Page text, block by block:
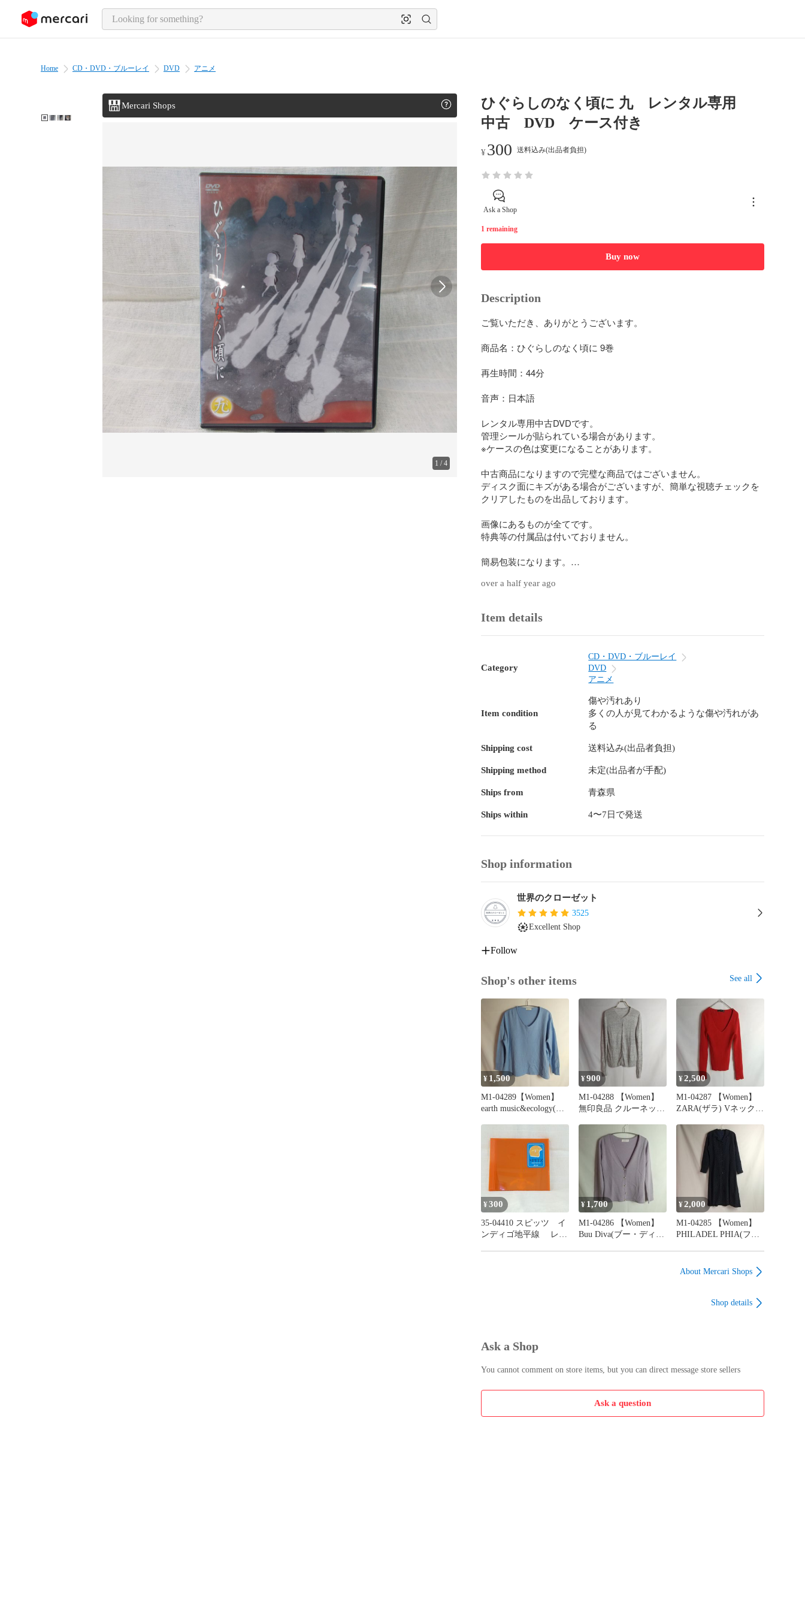
page content
Home CD・DVD・ブルーレイ DVD アニメ
Mercari Shops
1 /4
ひぐらしのなく頃に 九 レンタル専用
中古 DVD ケース付き
¥ 300 送料込み(出品者負担)
Ask a Shop
1 remaining
Buy now
Description
ご覧いただき、ありがとうございます。
商品名：ひぐらしのなく頃に 9巻
再生時間：44分
音声：日本語
レンタル専用中古DVDです。
管理シールが貼られている場合があります。
※ケースの色は変更になることがあります。
中古商品になりますので完璧な商品ではございません。
ディスク面にキズがある場合がございますが、簡単な視聴チェックを
クリアしたものを出品しております。
画像にあるものが全てです。
特典等の付属品は付いておりません。
簡易包装になります。
ジャケットに折れ・キズあり。
【収録話】
第26話 罪滅し編 其の伍 リテイク
通常は「ゆうメール（日本郵便）※追跡機能なし」での発送となりま
【休業日】
土日祝日、年末年始（12月31日～1月3日）はお休みをいただいており
ます。
ゴールデンウィークはカレンダー通りのお休みです。
翌営業日より順次対応させていただきます。
【検索ワード】
#DVD
#保志総一朗
#中原麻衣
over a half year ago
Item details
Category
CD・DVD・ブルーレイ
DVD
アニメ
Item condition
傷や汚れあり
多くの人が見てわかるような傷や汚れがあ
る
Shipping cost 送料込み(出品者負担)
Shipping method 未定(出品者が手配)
Ships from 青森県
Ships within 4〜7日で発送
Shop information
世界のクローゼット
3525
Excellent Shop
Follow
Shop's other items See all
¥ 1,500
M1-04289【Women】
earth music&ecology(ア
ニット (F:XL相当) /水
色 全体的に毛羽立ち有
HT-春秋
¥900
M1-04288 【Women】
無印良品 クルーネック
ー 全体的に毛玉、毛羽
立ち有 HT-春秋
¥2,500
M1-04287 【Women】
ZARA(ザラ) Vネックリ
XL相当）/赤 全体的に
毛玉、毛羽立ち有 右袖
にほつれ有 HT-春秋
¥300
35-04410 スピッツ イ
ンディゴ地平線 レン
¥ 1,700
M1-04286 【Women】
Buu Diva(ブー・ディー
¥2,000
M1-04285 【Women】
PHILADEL PHIA(フィ
イビー、白 ドット柄
裾裏にほつれ有 HT-春
About Mercari Shops
Shop details
Ask a Shop
You cannot comment on store items, but you can direct message store sellers
Ask a question